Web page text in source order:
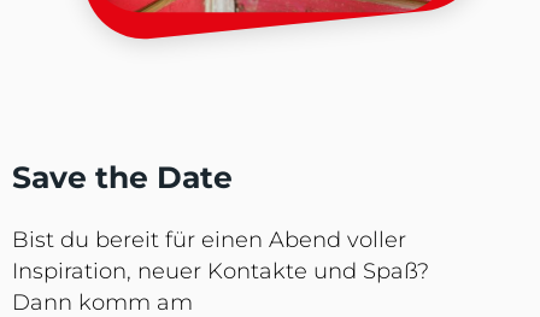
Save the Date
Bist du bereit für einen Abend voller
Inspiration, neuer Kontakte und Spaß?
Dann komm am